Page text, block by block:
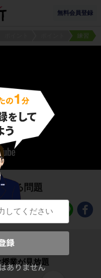
無料会員登録
練習
する問題
学び直しまで
業が見放題